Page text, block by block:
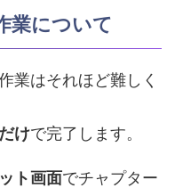
業について
業はそれほど難しく
けで完了します。
ト画面でチャプター